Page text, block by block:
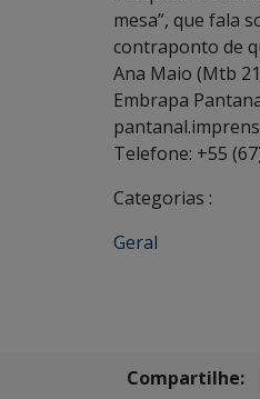
mesa”, que fala
contraponto de
Ana Maio (Mtb
Embrapa
Telefone: +55
Categorias :
Geral
Compartilhe: